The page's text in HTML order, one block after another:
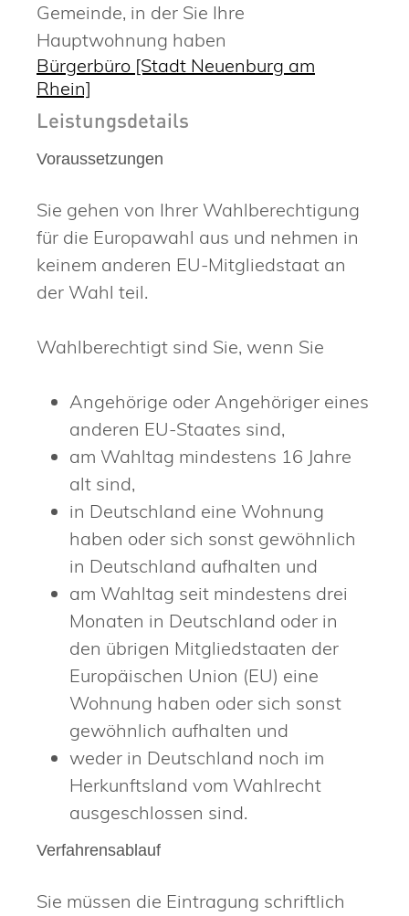
Gemeinde, in der Sie Ihre
Hauptwohnung haben
Bürgerbüro [Stadt Neuenburg am
Rhein]
Leistungsdetails
Voraussetzungen
Sie gehen von Ihrer Wahlberechtigung
für die Europawahl aus und nehmen in
keinem anderen EU-Mitgliedstaat an
der Wahl teil.
Wahlberechtigt sind Sie, wenn Sie
Angehörige oder Angehöriger eines
anderen EU-Staates sind,
am Wahltag mindestens 16 Jahre
alt sind,
in Deutschland eine Wohnung
haben oder sich sonst gewöhnlich
in Deutschland aufhalten und
am Wahltag seit mindestens drei
Monaten in Deutschland oder in
den übrigen Mitgliedstaaten der
Europäischen Union (EU) eine
Wohnung haben oder sich sonst
gewöhnlich aufhalten und
weder in Deutschland noch im
Herkunftsland vom Wahlrecht
ausgeschlossen sind.
Verfahrensablauf
Sie müssen die Eintragung schriftlich